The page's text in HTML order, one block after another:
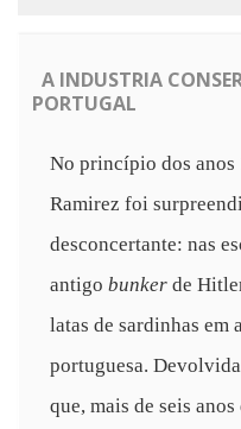
A INDUSTRIA
PORTUGAL
No princípio dos anos
Ramirez foi
desconcertante: nas
antigo bunker de
latas de sardinhas em
portuguesa.
que, mais de seis